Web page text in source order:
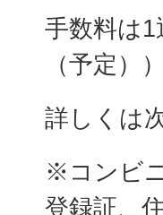
手数料は
（予定））
詳しくは
※コンビ
登録証、